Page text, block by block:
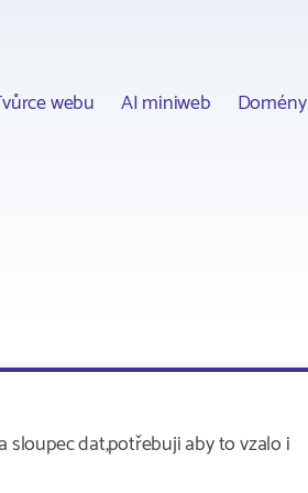
webu AI miniweb Domény
dat,potřebuji aby to vzalo i